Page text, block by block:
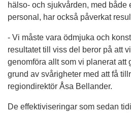
hälso- och sjukvården, med både
personal, har också påverkat
- Vi måste vara ödmjuka och
resultatet till viss del beror på att
genomföra allt som vi planerat att
grund av svårigheter med att få
regiondirektör Åsa Bellander.
De effektiviseringar som sedan